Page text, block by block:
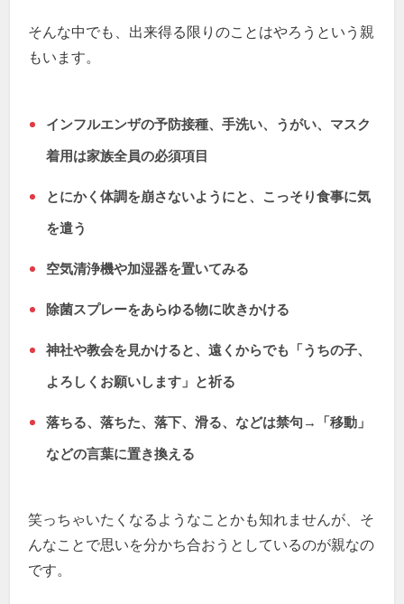
そんな中でも、出来得る限りのことはやろうという親
もいます。
インフルエンザの予防接種、手洗い、うがい、マスク
着用は家族全員の必須項目
とにかく体調を崩さないようにと、こっそり食事に気
を遣う
空気清浄機や加湿器を置いてみる
除菌スプレーをあらゆる物に吹きかける
神社や教会を見かけると、遠くからでも「うちの子、
よろしくお願いします」と祈る
落ちる、落ちた、落下、滑る、などは禁句→「移動」
などの言葉に置き換える
笑っちゃいたくなるようなことかも知れませんが、そ
んなことで思いを分かち合おうとしているのが親なの
です。